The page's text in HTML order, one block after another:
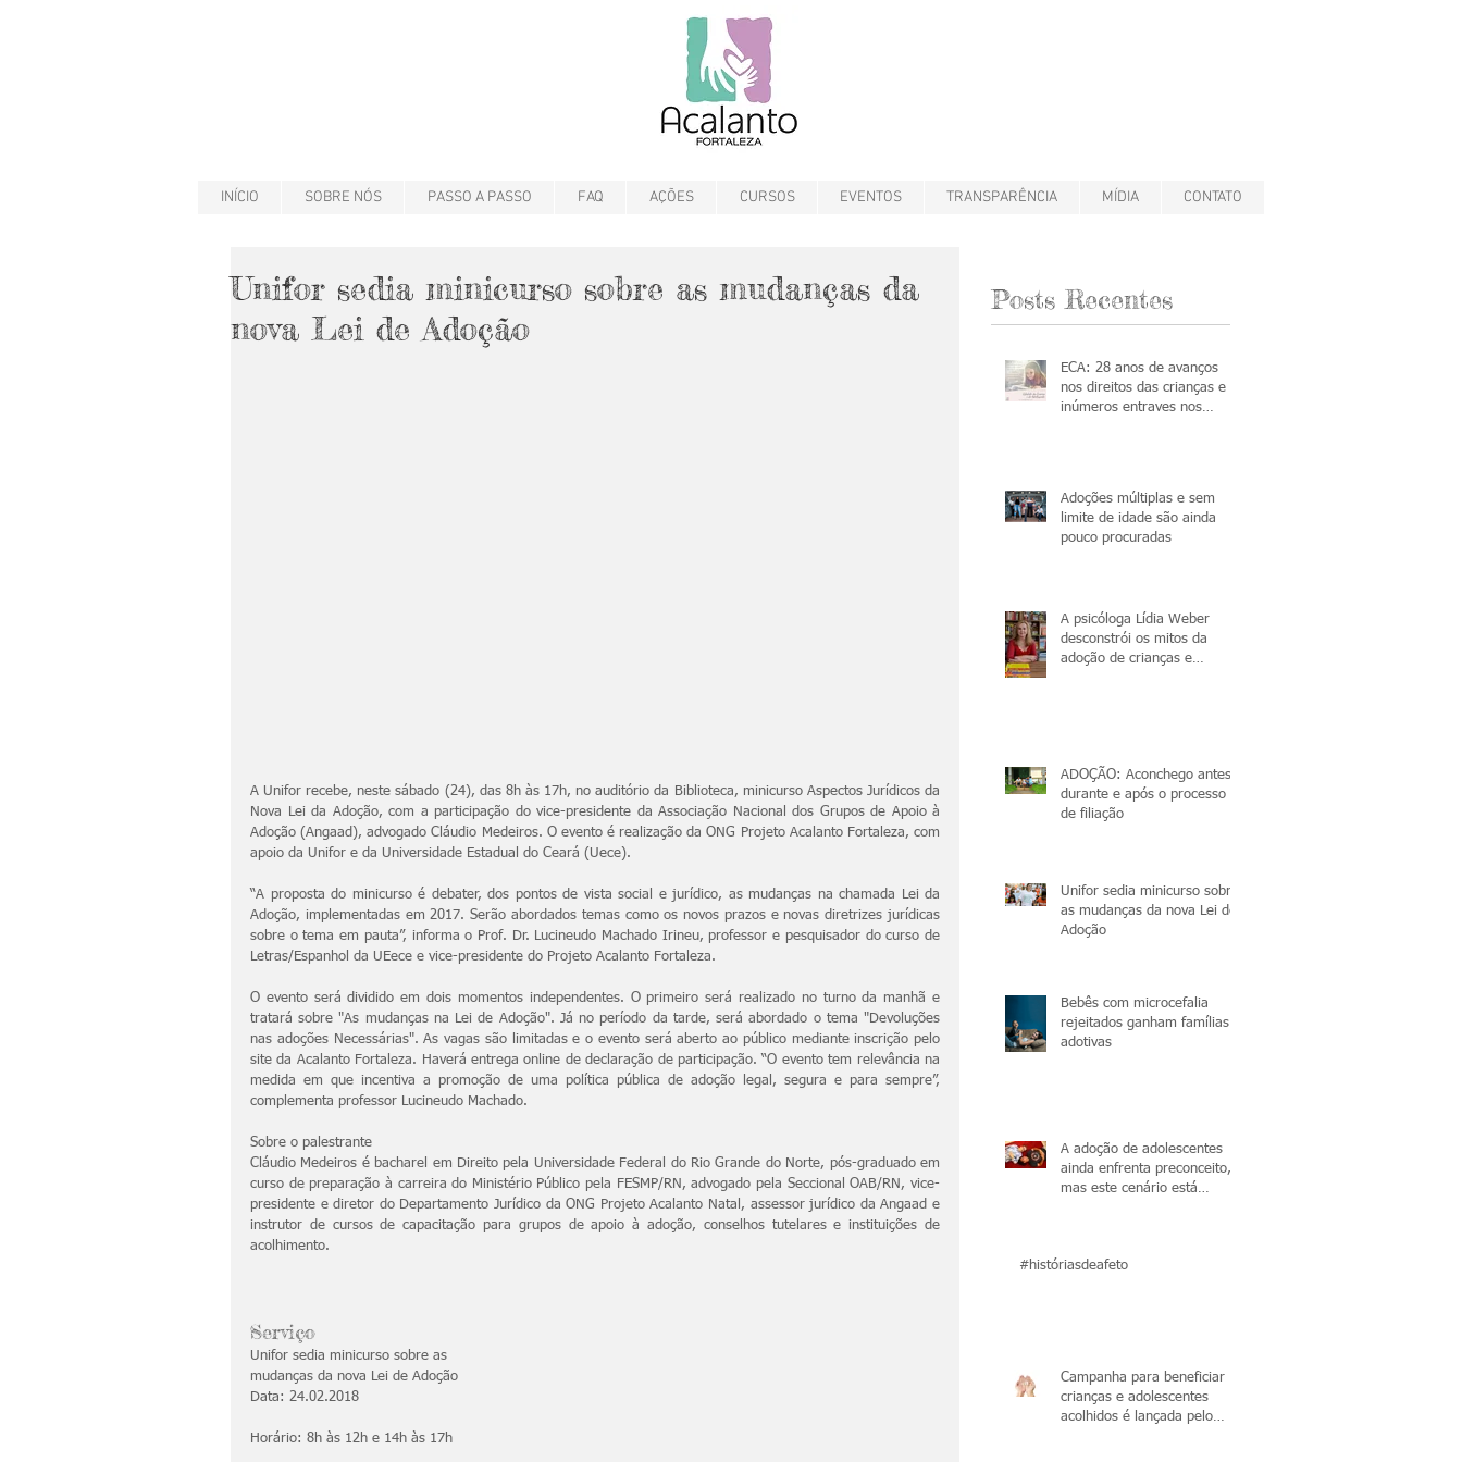
INÍCIO SOBRE NÓS PASSO A PASSO FAQ AÇÕES CURSOS EVENTOS TRANSPARÊNCIA MÍDIA CONTATO
Unifor sedia minicurso sobre as mudanças da
nova Lei de Adoção
A Unifor recebe, neste sábado (24), das 8h às 17h, no auditório da Biblioteca, minicurso Aspectos Jurídicos da
Nova Lei da Adoção, com a participação do vice-presidente da Associação Nacional dos Grupos de Apoio à
Adoção (Angaad), advogado Cláudio Medeiros. O evento é realização da ONG Projeto Acalanto Fortaleza, com
apoio da Unifor e da Universidade Estadual do Ceará (Uece).
“A proposta do minicurso é debater, dos pontos de vista social e jurídico, as mudanças na chamada Lei da
Adoção, implementadas em 2017. Serão abordados temas como os novos prazos e novas diretrizes jurídicas
sobre o tema em pauta”, informa o Prof. Dr. Lucineudo Machado Irineu, professor e pesquisador do curso de
Letras/Espanhol da UEece e vice-presidente do Projeto Acalanto Fortaleza.
O evento será dividido em dois momentos independentes. O primeiro será realizado no turno da manhã e
tratará sobre "As mudanças na Lei de Adoção". Já no período da tarde, será abordado o tema "Devoluções
nas adoções Necessárias". As vagas são limitadas e o evento será aberto ao público mediante inscrição pelo
site da Acalanto Fortaleza. Haverá entrega online de declaração de participação. “O evento tem relevância na
medida em que incentiva a promoção de uma política pública de adoção legal, segura e para sempre”,
complementa professor Lucineudo Machado.
Sobre o palestrante
Cláudio Medeiros é bacharel em Direito pela Universidade Federal do Rio Grande do Norte, pós-graduado em
curso de preparação à carreira do Ministério Público pela FESMP/RN, advogado pela Seccional OAB/RN, vice-
presidente e diretor do Departamento Jurídico da ONG Projeto Acalanto Natal, assessor jurídico da Angaad e
instrutor de cursos de capacitação para grupos de apoio à adoção, conselhos tutelares e instituições de
acolhimento.
Serviço
Unifor sedia minicurso sobre as
mudanças da nova Lei de Adoção
Data: 24.02.2018
Horário: 8h às 12h e 14h às 17h
Posts Recentes
ECA: 28 anos de avanços
nos direitos das crianças e
inúmeros entraves nos
Adoções múltiplas e sem
limite de idade são ainda
pouco procuradas
A psicóloga Lídia Weber
desconstrói os mitos da
adoção de crianças e
ADOÇÃO: Aconchego antes,
durante e após o processo
de filiação
Unifor sedia minicurso sobre
as mudanças da nova Lei de
Adoção
Bebês com microcefalia
rejeitados ganham famílias
adotivas
A adoção de adolescentes
ainda enfrenta preconceito,
mas este cenário está
#históriasdeafeto
Campanha para beneficiar
crianças e adolescentes
acolhidos é lançada pelo